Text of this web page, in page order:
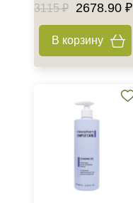
3115 ₽
2678.90 ₽
В корзину